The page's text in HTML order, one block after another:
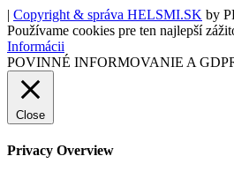
| Copyright & správa HELSMI.SK by
Používame cookies pre ten najlepší
Informácii
POVINNÉ INFORMOVANIE A
Close
Privacy Overview